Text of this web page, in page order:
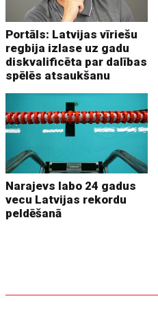
Portāls: Latvijas vīriešu
regbija izlase uz gadu
diskvalificēta par dalības
spēlēs atsaukšanu
Narajevs labo 24 gadus
vecu Latvijas rekordu
peldēšanā